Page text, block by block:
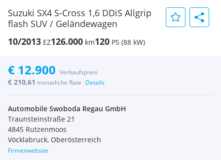
Suzuki SX4 S-Cross 1,6 DDiS Allgrip
flash SUV / Geländewagen
10/2013 EZ126.000 km120 PS (88 kW)
€ 12.900 Verkaufspreis
€ 210,61 monatliche Rate Details
Automobile Swoboda Regau GmbH
Traunsteinstraße 21
4845 Rutzenmoos
Vöcklabruck, Oberösterreich
Firmenwebsite